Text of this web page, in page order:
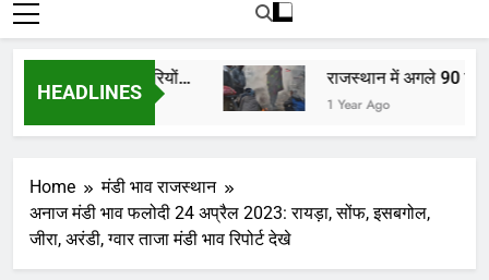
रोजाना हमारे पोर्टल Mandinews.org पर प्रदर्शित
की जाती है.
HEADLINES
किसानों, व्यापारियों… राजस्थान में अगले 90 मिनट में
1 Year Ago
Home
मंडी भाव राजस्थान
अनाज मंडी भाव फलोदी 24 अप्रैल 2023: रायड़ा, सोंफ, इसबगोल,
जीरा, अरंडी, ग्वार ताजा मंडी भाव रिपोर्ट देखे